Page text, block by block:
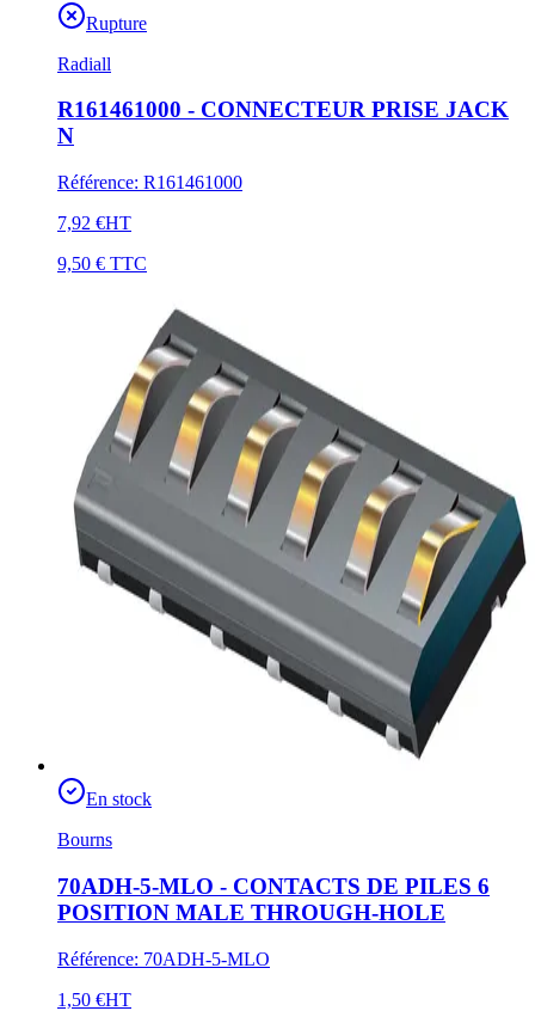
Rupture
Radiall
R161461000 - CONNECTEUR PRISE JACK
N
Référence: R161461000
7,92 €HT
9,50 € TTC
En stock
Bourns
70ADH-5-MLO - CONTACTS DE PILES 6
POSITION MALE THROUGH-HOLE
Référence: 70ADH-5-MLO
1,50 €HT